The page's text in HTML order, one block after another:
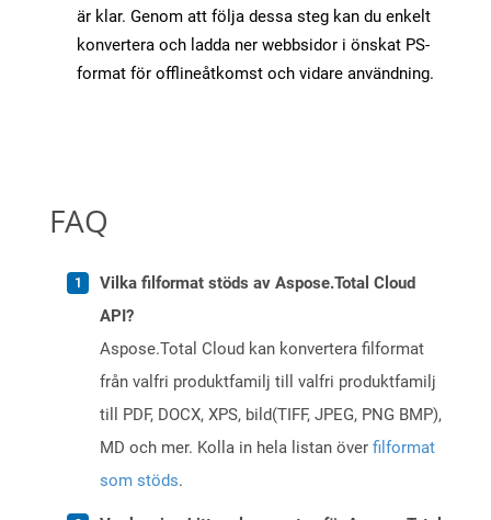
är klar. Genom att följa dessa steg kan du enkelt
konvertera och ladda ner webbsidor i önskat PS-
format för offlineåtkomst och vidare användning.
FAQ
Vilka filformat stöds av Aspose.Total Cloud
API?
Aspose.Total Cloud kan konvertera filformat
från valfri produktfamilj till valfri produktfamilj
till PDF, DOCX, XPS, bild(TIFF, JPEG, PNG BMP),
MD och mer. Kolla in hela listan över filformat
som stöds.